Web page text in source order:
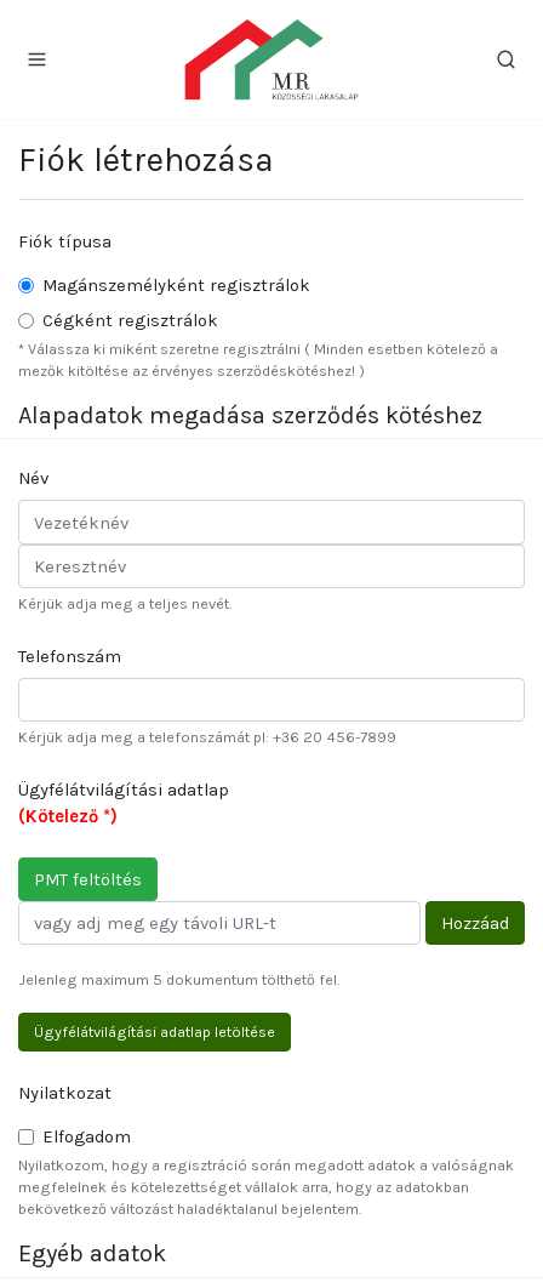
Fiók létrehozása
Fiók típusa
Magánszemélyként regisztrálok
Cégként regisztrálok
* Válassza ki miként szeretne regisztrálni ( Minden esetben kötelező a
mezők kitöltése az érvényes szerződéskötéshez! )
Alapadatok megadása szerződés kötéshez
Név
Kérjük adja meg a teljes nevét.
Telefonszám
Kérjük adja meg a telefonszámát pl: +36 20 456-7899
Ügyfélátvilágítási adatlap
(Kötelező *)
PMT feltöltés
Hozzáad
Jelenleg maximum 5 dokumentum tölthető fel.
Ügyfélátvilágítási adatlap letöltése
Nyilatkozat
Elfogadom
Nyilatkozom, hogy a regisztráció során megadott adatok a valóságnak
megfelelnek és kötelezettséget vállalok arra, hogy az adatokban
bekövetkező változást haladéktalanul bejelentem.
Egyéb adatok